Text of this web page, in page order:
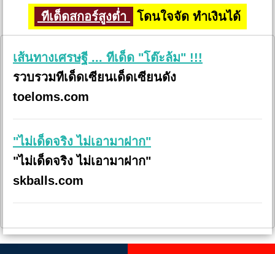
ทีเด็ดสกอร์สูงต่ำ โดนใจจัด ทำเงินได้
เส้นทางเศรษฐี ... ทีเด็ด "โต๊ะล้ม" !!!
รวบรวมทีเด็ดเซียนเด็ดเซียนดัง
toeloms.com
"ไม่เด็ดจริง ไม่เอามาฝาก"
"ไม่เด็ดจริง ไม่เอามาฝาก"
skballs.com